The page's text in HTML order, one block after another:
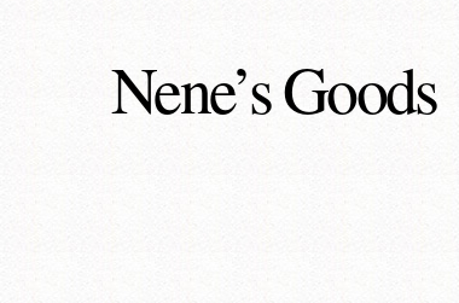
Nene’s Goods